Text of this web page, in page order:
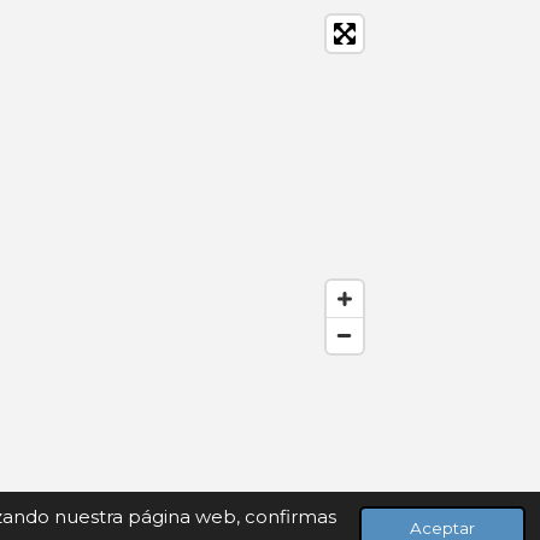
nuestra página web, confirmas
Aceptar